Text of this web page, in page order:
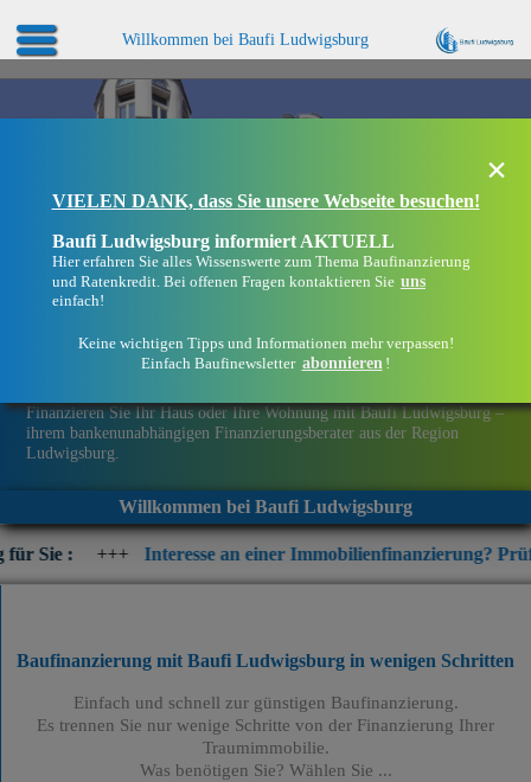
Willkommen bei Baufi Ludwigsburg
Finanzieren Sie Ihr Haus oder Ihre Wohnung mit Baufi Ludwigsburg –
ihrem bankenunabhängigen Finanzierungsberater aus der Region
Ludwigsburg.
Willkommen bei Baufi Ludwigsburg
Interesse an einer Immobilienfinanzierung? Prüfen Sie jetzt
×
VIELEN DANK, dass Sie unsere Webseite besuchen!
Baufi Ludwigsburg informiert AKTUELL
Hier erfahren Sie alles Wissenswerte zum Thema Baufinanzierung
und Ratenkredit. Bei offenen Fragen kontaktieren Sie uns
einfach!
Keine wichtigen Tipps und Informationen mehr verpassen!
Einfach Baufinewsletter abonnieren !
Baufinanzierung mit Baufi Ludwigsburg in wenigen Schritten
Einfach und schnell zur günstigen Baufinanzierung.
Es trennen Sie nur wenige Schritte von der Finanzierung Ihrer
Traumimmobilie.
Was benötigen Sie? Wählen Sie ...